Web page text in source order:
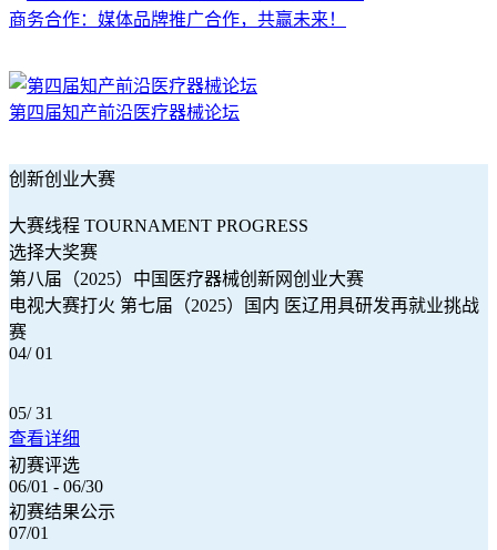
商务合作：媒体品牌推广合作，共赢未来！
第四届知产前沿医疗器械论坛
创新创业大赛
大赛线程 TOURNAMENT PROGRESS
选择大奖赛
第八届（2025）中国医疗器械创新网创业大赛
电视大赛打火 第七届（2025）国内 医辽用具研发再就业挑战
赛
04/ 01
05/ 31
查看详细
初赛评选
06/01 - 06/30
初赛结果公示
07/01